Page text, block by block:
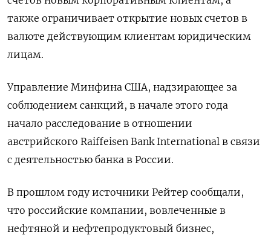
также ограничивает открытие новых счетов в
валюте действующим клиентам юридическим
лицам.
Управление Минфина США, надзирающее за
соблюдением санкций, в начале этого года
начало расследование в отношении
австрийского Raiffeisen Bank International в связи
с деятельностью банка в России.
В прошлом году источники Рейтер сообщали,
что российские компании, вовлеченные в
нефтяной и нефтепродуктовый бизнес,